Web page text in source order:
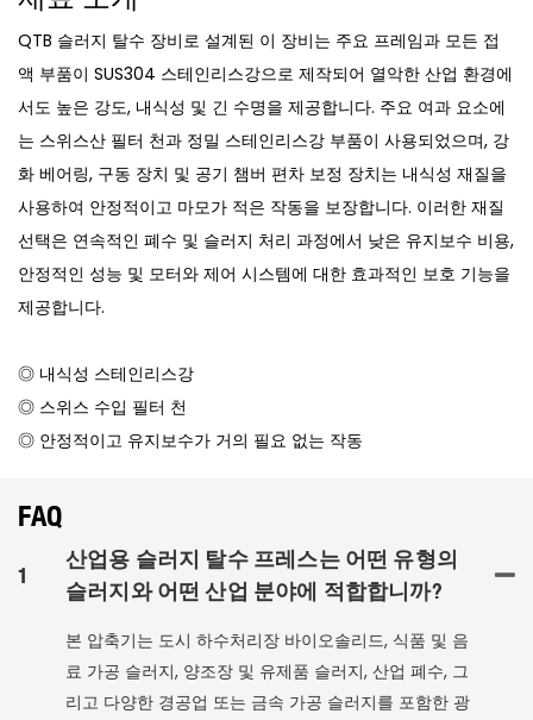
QTB 슬러지 탈수 장비로 설계된 이 장비는 주요 프레임과 모든 접
액 부품이 SUS304 스테인리스강으로 제작되어 열악한 산업 환경에
서도 높은 강도, 내식성 및 긴 수명을 제공합니다. 주요 여과 요소에
는 스위스산 필터 천과 정밀 스테인리스강 부품이 사용되었으며, 강
화 베어링, 구동 장치 및 공기 챔버 편차 보정 장치는 내식성 재질을
사용하여 안정적이고 마모가 적은 작동을 보장합니다. 이러한 재질
선택은 연속적인 폐수 및 슬러지 처리 과정에서 낮은 유지보수 비용,
안정적인 성능 및 모터와 제어 시스템에 대한 효과적인 보호 기능을
제공합니다.
◎ 내식성 스테인리스강
◎ 스위스 수입 필터 천
◎ 안정적이고 유지보수가 거의 필요 없는 작동
FAQ
1
산업용 슬러지 탈수 프레스는 어떤 유형의
슬러지와 어떤 산업 분야에 적합합니까?
본 압축기는 도시 하수처리장 바이오솔리드, 식품 및 음
료 가공 슬러지, 양조장 및 유제품 슬러지, 산업 폐수, 그
리고 다양한 경공업 또는 금속 가공 슬러지를 포함한 광